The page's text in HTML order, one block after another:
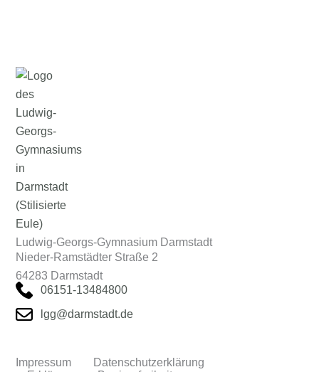
Ludwig-Georgs-Gymnasium Darmstadt
Nieder-Ramstädter Straße 2
64283 Darmstadt
06151-13484800
lgg@darmstadt.de
Impressum
Datenschutzerklärung